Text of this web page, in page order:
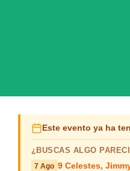
Este evento ya ha
¿BUSCAS ALGO
7 Ago 9 Celestes,